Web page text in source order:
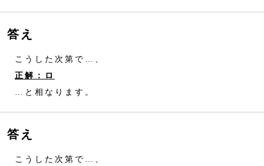
答え
こうした次第で…、
正解：ロ
…と相なります。
答え
こうした次第で…、